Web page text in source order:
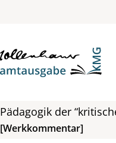
Pädagogik der
[Werkkommentar]